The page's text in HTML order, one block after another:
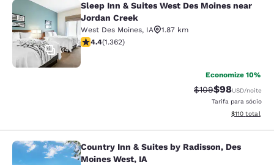
Sleep Inn & Suites West Des
34
Sleep Inn & Suites West Des Moines near
Jordan Creek
West Des Moines, IA
1.87 km
classificação 4.41 estrelas. Excelente. 1362 avaliações
4.4(1.362)
Economize 10%
Tarifa anterior
$109Tarifa com
$98USD/noite
Tarifa para sócio
Exibir
$110 total
Country Inn & Suites by Radisson,
Country Inn & Suites by Radisson, Des
Moines West, IA